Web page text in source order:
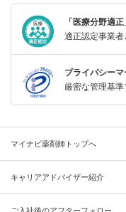
「医療分野適
適正認定事業者
プライバシー
厳密な管理基準
マイナビ薬剤師トップへ
キャリアアドバイザー紹介
ご入社後のアフターフォロー